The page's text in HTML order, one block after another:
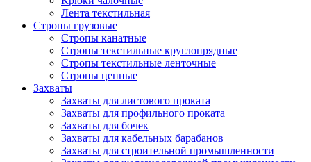
Лента текстильная
Стропы грузовые
Стропы канатные
Стропы текстильные круглопрядные
Стропы текстильные ленточные
Стропы цепные
Захваты
Захваты для листового проката
Захваты для профильного проката
Захваты для бочек
Захваты для кабельных барабанов
Захваты для строительной промышленности